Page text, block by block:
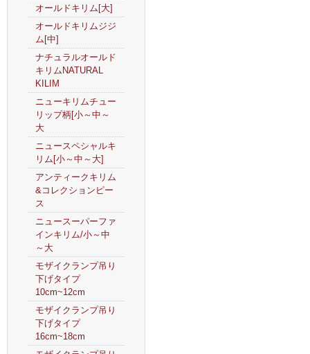
オールドキリム[大]
オールドキリムジジ
ム[中]
ナチュラルオールド
キリムNATURAL
KILIM
ニューキリムチュー
リップ柄[小～中～
大
ニュースペシャルキ
リム[小～中～大]
アンティークキリム
&コレクションピー
ス
ニュースーパーファ
インキリム/小～中
～大
モザイクランプ吊り
下げタイプ
10cm~12cm
モザイクランプ吊り
下げタイプ
16cm~18cm